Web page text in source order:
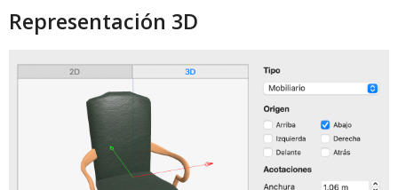
Representación 3D